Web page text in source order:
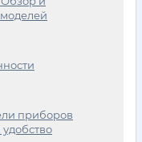
приборов
удобство